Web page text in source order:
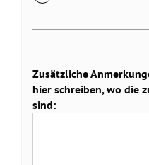
Zusätzliche
hier schreiben, wo die
sind: